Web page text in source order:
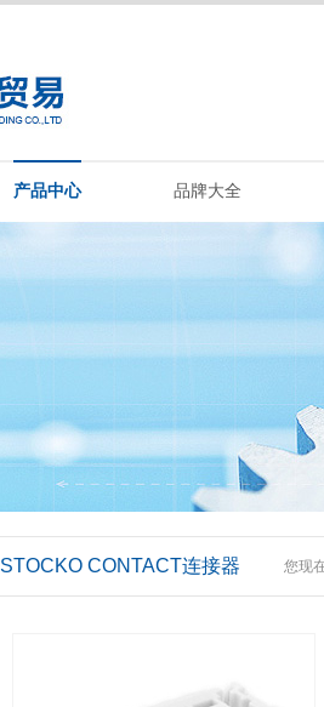
产品中心 品牌大全
STOCKO CONTACT连接器 您现